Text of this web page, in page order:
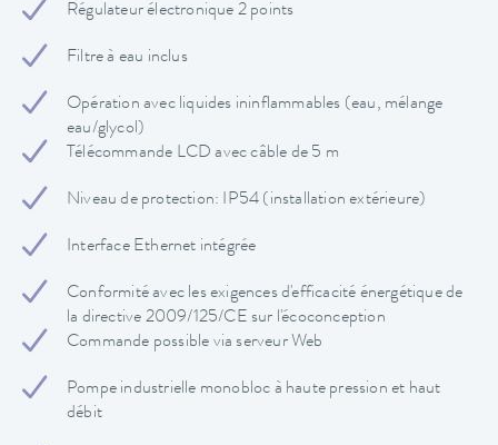
Régulateur électronique 2 points
Filtre à eau inclus
Opération avec liquides ininflammables (eau, mélange
eau/glycol)
Télécommande LCD avec câble de 5 m
Niveau de protection: IP54 (installation extérieure)
Interface Ethernet intégrée
Conformité avec les exigences d'efficacité énergétique de
la directive 2009/125/CE sur l'écoconception
Commande possible via serveur Web
Pompe industrielle monobloc à haute pression et haut
débit